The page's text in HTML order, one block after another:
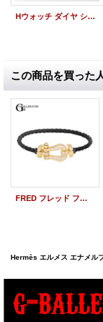
Hウォッチ ダイヤ シルバーギョーシェ 黒レザー HH1.210
この商品を買った
FRED フレッド フォース10ブレスレット 18K イエローゴールド パヴェダイヤ ラージモデル 新品
Hermès エルメス エナメル